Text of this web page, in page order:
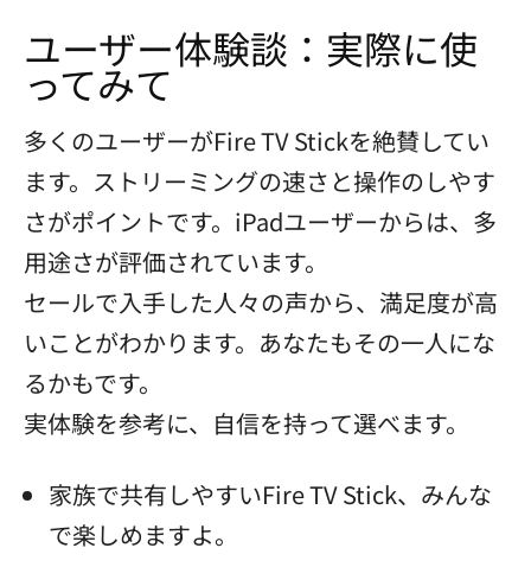
ユーザー体験談：実際に使
ってみて
多くのユーザーがFire TV Stickを絶賛してい
ます。ストリーミングの速さと操作のしやす
さがポイントです。iPadユーザーからは、多
用途さが評価されています。
セールで入手した人々の声から、満足度が高
いことがわかります。あなたもその一人にな
るかもです。
実体験を参考に、自信を持って選べます。
家族で共有しやすいFire TV Stick、みんな
で楽しめますよ。